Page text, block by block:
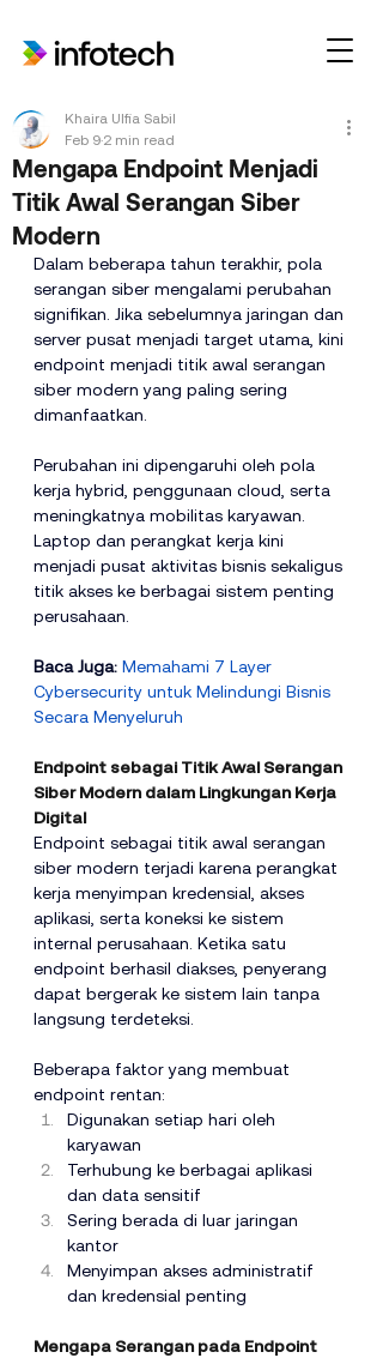
Mengapa Endpoint Menjadi
Titik Awal Serangan Siber
Modern
Khaira Ulfia Sabil
Feb 9 2 min read
Dalam beberapa tahun terakhir, pola
serangan siber mengalami perubahan
signifikan. Jika sebelumnya jaringan dan
server pusat menjadi target utama, kini
endpoint menjadi titik awal serangan
siber modern yang paling sering
dimanfaatkan.
Perubahan ini dipengaruhi oleh pola
kerja hybrid, penggunaan cloud, serta
meningkatnya mobilitas karyawan.
Laptop dan perangkat kerja kini
menjadi pusat aktivitas bisnis sekaligus
titik akses ke berbagai sistem penting
perusahaan.
Baca Juga: Memahami 7 Layer
Cybersecurity untuk Melindungi Bisnis
Secara Menyeluruh
Endpoint sebagai Titik Awal Serangan
Siber Modern dalam Lingkungan Kerja
Digital
Endpoint sebagai titik awal serangan
siber modern terjadi karena perangkat
kerja menyimpan kredensial, akses
aplikasi, serta koneksi ke sistem
internal perusahaan. Ketika satu
endpoint berhasil diakses, penyerang
dapat bergerak ke sistem lain tanpa
langsung terdeteksi.
Beberapa faktor yang membuat
endpoint rentan:
Digunakan setiap hari oleh
karyawan
Terhubung ke berbagai aplikasi
dan data sensitif
Sering berada di luar jaringan
kantor
Menyimpan akses administratif
dan kredensial penting
Mengapa Serangan pada Endpoint